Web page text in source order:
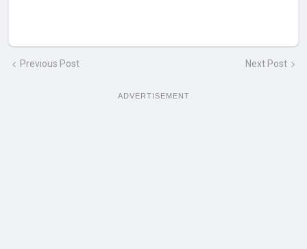
Previous Post Next Post
ADVERTISEMENT